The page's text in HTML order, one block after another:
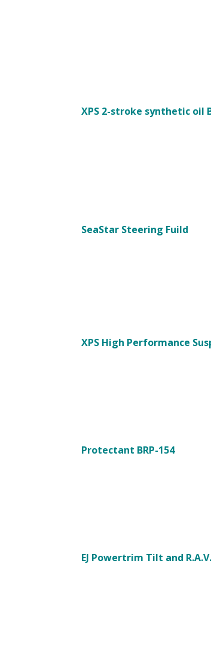
XPS 2-stroke synthetic oil
SeaStar Steering Fuild
XPS High Performance
Protectant BRP-154
EJ Powertrim Tilt and